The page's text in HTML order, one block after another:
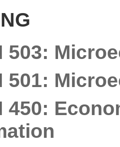
503:
501:
450: